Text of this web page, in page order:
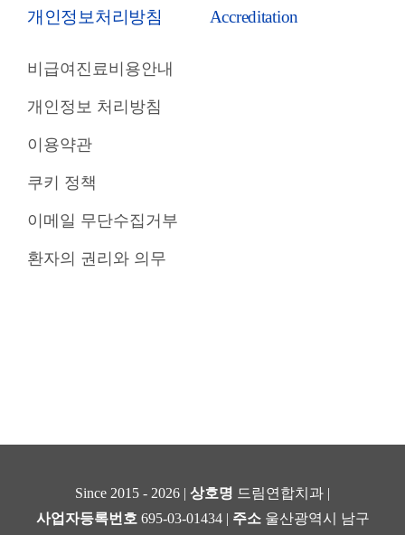
개인정보처리방침
비급여진료비용안내
개인정보 처리방침
이용약관
쿠키 정책
이메일 무단수집거부
환자의 권리와 의무
Accreditation
Since 2015 - 2026 | 상호명 드림연합치과 |
사업자등록번호 695-03-01434 | 주소울산광역시 남구